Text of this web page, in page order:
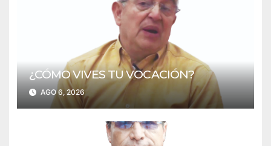
¿CÓMO VIVES TU VOCACIÓN?
AGO 6, 2026